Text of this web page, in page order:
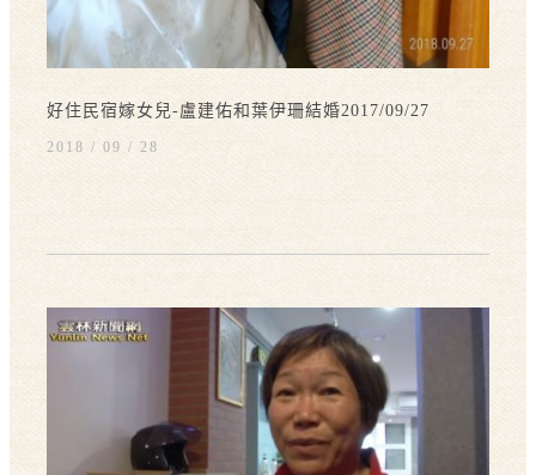
好住民宿嫁女兒-盧建佑和葉伊珊結婚2017/09/27
2018 / 09 28